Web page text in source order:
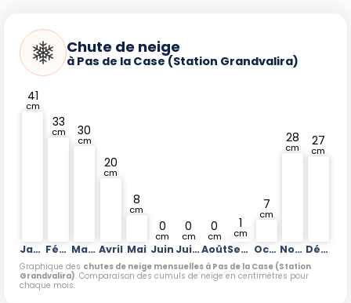
Chute de neige
à Pas de la Case (Station Grandvalira)
Janvier
41
cm
Février
33
cm
Mars
30
cm
Avril
20
cm
Mai
8
cm
Juin
0
cm
Juillet
0
cm
Août
0
cm
Septembre
1
cm
Octobre
7
cm
Novembre
28
cm
Décembre
27
cm
Graphique des chutes de neige mensuelles à Pas de la Case (Station
Grandvalira) . Comparaison des cumuls de neige en centimètres pour
chaque mois.